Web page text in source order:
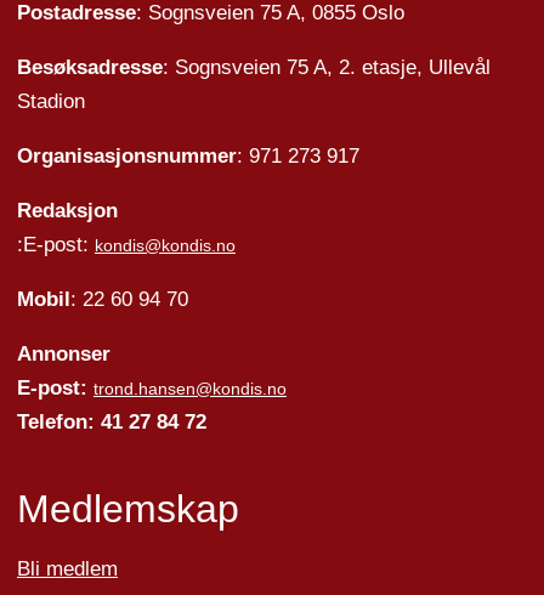
Postadresse: Sognsveien 75 A, 0855 Oslo
Besøksadresse: Sognsveien 75 A, 2. etasje, Ullevål
Stadion
Organisasjonsnummer: 971 273 917
Redaksjon
:E-post: kondis@kondis.no
Mobil : 22 60 94 70
Annonser
E-post: trond.hansen@kondis.no
Telefon: 41 27 84 72
Medlemskap
Bli medlem